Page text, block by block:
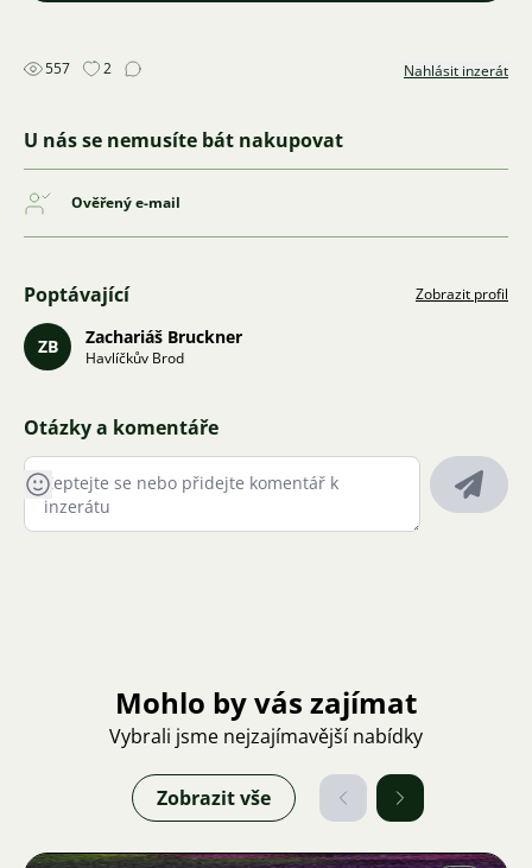
557 2 Nahlásit inzerát
U nás se nemusíte bát nakupovat
Ověřený e-mail
Poptávající Zobrazit profil
ZB Zachariáš Bruckner
Havlíčkův Brod
Otázky a komentáře
Mohlo by vás zajímat
Vybrali jsme nejzajímavější nabídky
Zobrazit vše